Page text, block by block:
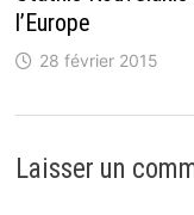
l’Europe
28 février 2015
Laisser un